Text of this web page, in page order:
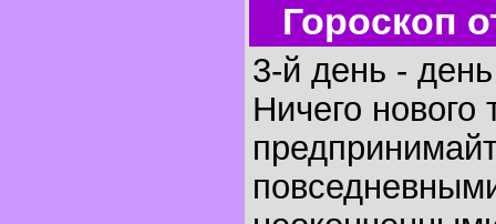
Гороскоп
3-й день -
Ничего нового